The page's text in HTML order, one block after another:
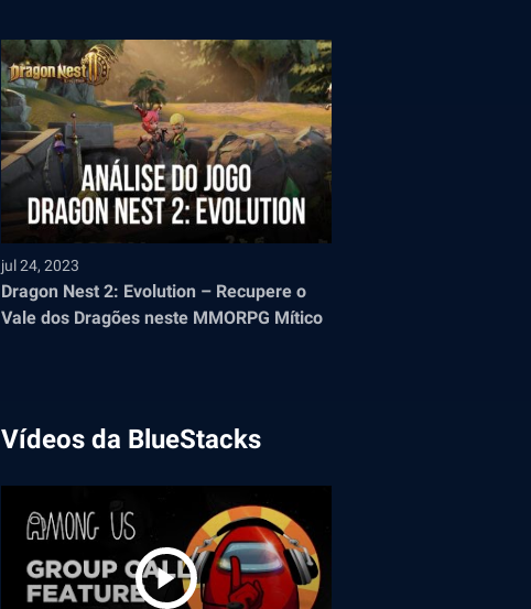
jul 24, 2023
Dragon Nest 2: Evolution – Recupere o
Vale dos Dragões neste MMORPG Mítico
Vídeos da BlueStacks